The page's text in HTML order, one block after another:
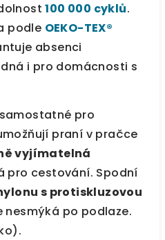
100 000 cyklů.
podle OEKO-TEX®
absenci
i pro domácnosti s
pro
praní v pračce
vyjímatelná
pro cestování. Spodní
s protiskluzovou
nesmýká po podlaze.